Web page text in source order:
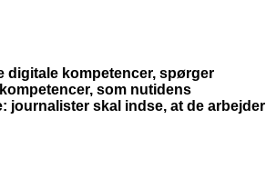
digitale kompetencer, spørger
som nutidens
journalister skal indse, at de arbejder